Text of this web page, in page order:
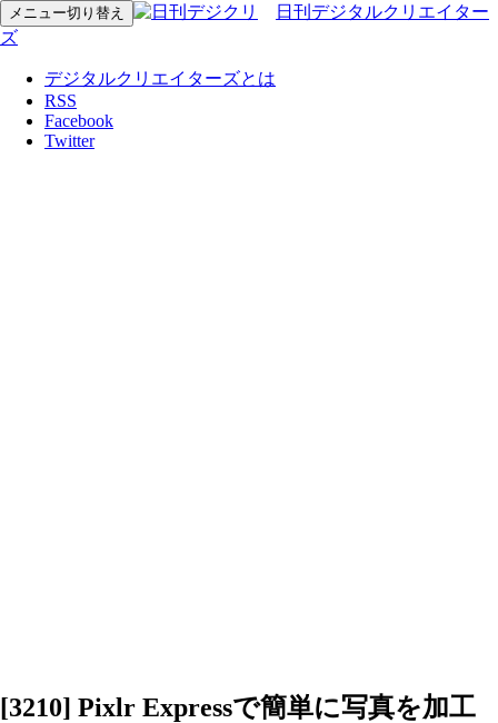
メニュー切り替え
日刊デジタルクリエイター
ズ
デジタルクリエイターズとは
RSS
Facebook
Twitter
[3210] Pixlr Expressで簡単に写真を加工